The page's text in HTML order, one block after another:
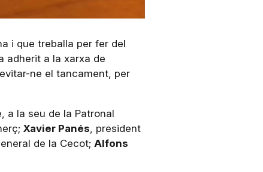
i que treballa per fer del
adherit a la xarxa de
ne el tancament, per
a la seu de la Patronal
Xavier Panés, president
de la Cecot; Alfons